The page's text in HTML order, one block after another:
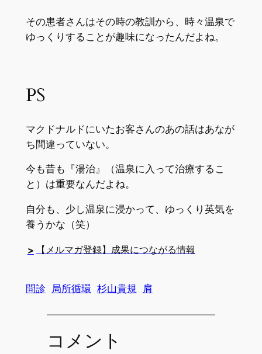
その患者さんはその時の教訓から、時々温泉で
ゆっくりすることが趣味になったんだよね。
PS
マクドナルドにいたお客さんのあの話はあなが
ち間違っていない。
今も昔も『湯治』（温泉に入って治療するこ
と）は重要なんだよね。
自分も、少し温泉に浸かって、ゆっくり英気を
養うかな（笑）
> 【メルマガ登録】成果につながる情報
問診 局所循環 杉山貴規 肩
コメント